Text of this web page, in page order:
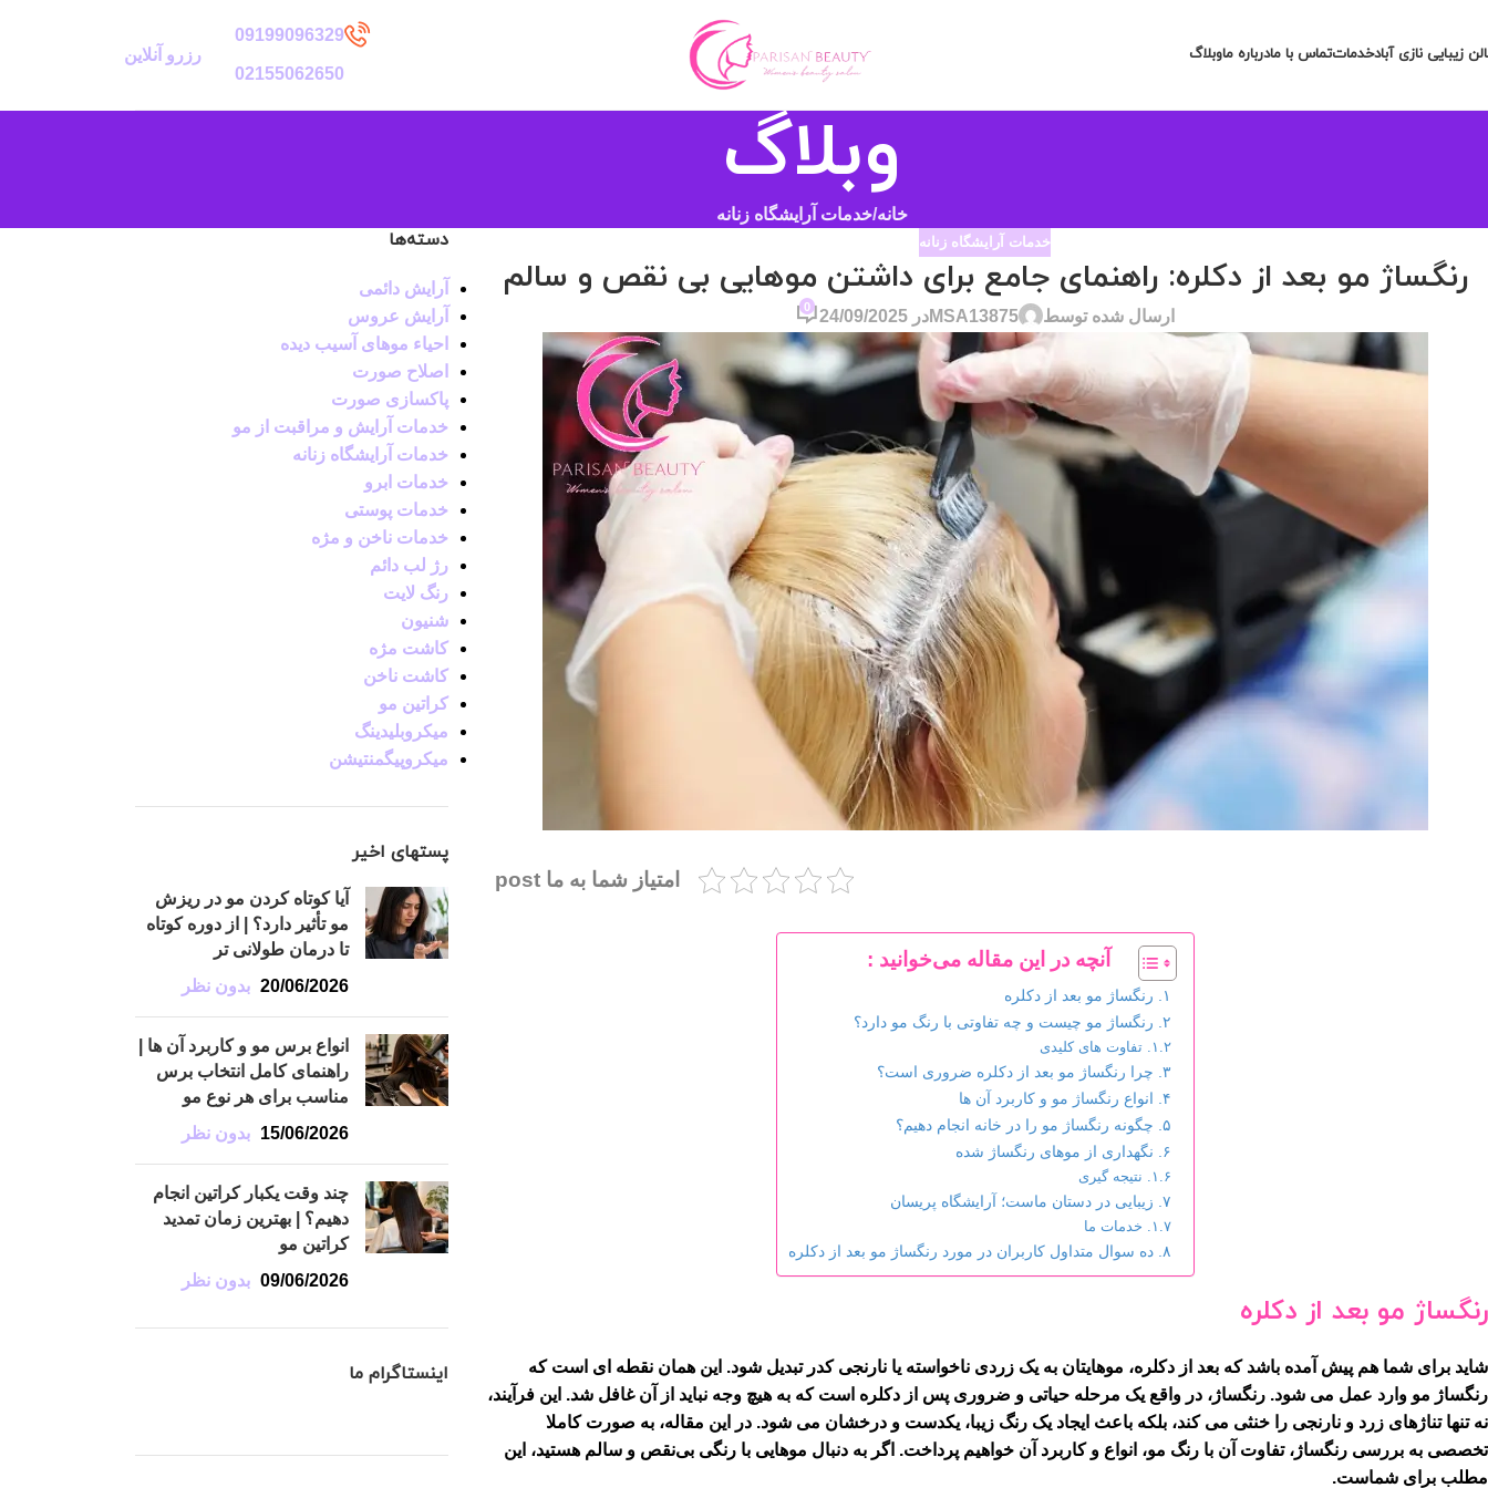
زیبایی نازی آبادخدماتتماس با مادرباره ماوبلاگ
09199096329
02155062650
رزرو آنلاین
وبلاگ
خانه خدمات آرایشگاه زنانه
خدمات آرایشگاه زنانه
رنگساژ مو بعد از دکلره: راهنمای جامع برای داشتن موهایی بی نقص و سالم
ارسال شده توسط MSA13875در 24/09/2025
0
امتیاز شما به ما post
آنچه در این مقاله می‌خوانید :
رنگساژ مو بعد از دکلره
رنگساژ مو چیست و چه تفاوتی با رنگ مو دارد؟
تفاوت های کلیدی
چرا رنگساژ مو بعد از دکلره ضروری است؟
انواع رنگساژ مو و کاربرد آن ها
چگونه رنگساژ مو را در خانه انجام دهیم؟
نگهداری از موهای رنگساژ شده
نتیجه گیری
زیبایی در دستان ماست؛ آرایشگاه پریسان
خدمات ما
ده سوال متداول کاربران در مورد رنگساژ مو بعد از دکلره
رنگساژ مو بعد از دکلره
شاید برای شما هم پیش آمده باشد که بعد از دکلره، موهایتان به یک زردی ناخواسته یا نارنجی کدر تبدیل شود. این همان نقطه ای است که
رنگساژ مو وارد عمل می شود. رنگساژ، در واقع یک مرحله حیاتی و ضروری پس از دکلره است که به هیچ وجه نباید از آن غافل شد. این فرآیند،
نه تنها تناژهای زرد و نارنجی را خنثی می کند، بلکه باعث ایجاد یک رنگ زیبا، یکدست و درخشان می شود. در این مقاله، به صورت کاملا
تخصصی به بررسی رنگساژ، تفاوت آن با رنگ مو، انواع و کاربرد آن خواهیم پرداخت. اگر به دنبال موهایی با رنگی بی‌نقص و سالم هستید، این
مطلب برای شماست.
دسته‌ها
آرایش دائمی
آرایش عروس
احیاء موهای آسیب دیده
اصلاح صورت
پاکسازی صورت
خدمات آرایش و مراقبت از مو
خدمات آرایشگاه زنانه
خدمات ابرو
خدمات پوستی
خدمات ناخن و مژه
رژ لب دائم
رنگ لایت
شنیون
کاشت مژه
کاشت ناخن
کراتین مو
میکروبلیدینگ
میکروپیگمنتیشن
پستهای اخیر
آیا کوتاه کردن مو در ریزش
مو تأثیر دارد؟ | از دوره کوتاه
تا درمان طولانی تر
20/06/2026 بدون نظر
انواع برس مو و کاربرد آن ها |
راهنمای کامل انتخاب برس
مناسب برای هر نوع مو
15/06/2026 بدون نظر
چند وقت یکبار کراتین انجام
دهیم؟ | بهترین زمان تمدید
کراتین مو
09/06/2026 بدون نظر
اینستاگرام ما